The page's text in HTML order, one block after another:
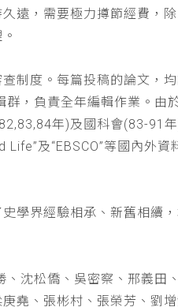
遠，需要極力撙節經費，
制度。每篇投稿的論文，
，負責全年編輯作業。
年)及國科會(83-91
及“EBSCO”等國內外
學界經驗相承、新舊相續
、沈松僑、吳密察、邢義田
堯、張彬村、張榮芳、劉